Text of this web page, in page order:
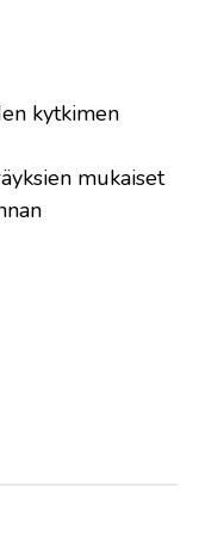
kytkimen
mukaiset